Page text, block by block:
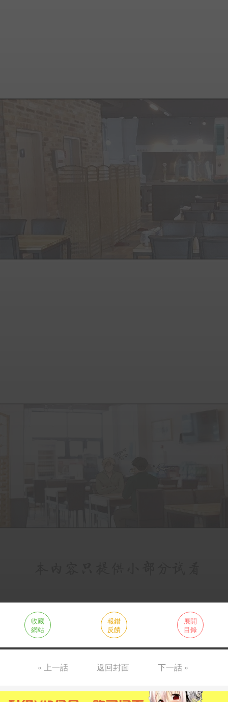
收藏
網站
報錯
反饋
展開
目錄
« 上一話 返回封面 下一話 »